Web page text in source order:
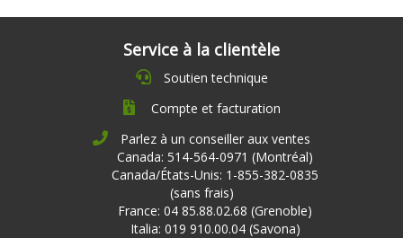
Service à la clientèle
Soutien technique
Compte et facturation
Parlez à un conseiller aux ventes
Canada: 514-564-0971 (Montréal)
Canada/États-Unis: 1-855-382-0835
(sans frais)
France: 04 85.88.02.68 (Grenoble)
Italia: 019 910.00.04 (Savona)